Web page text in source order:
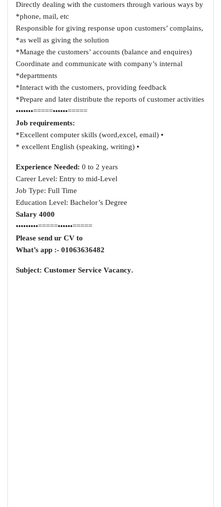
Directly dealing with the customers through various ways by
phone, mail, etc*
Responsible for giving response upon customers’ complains,
as well as giving the solution*
Manage the customers’ accounts (balance and enquires)*
Coordinate and communicate with company’s internal
departments*
Interact with the customers, providing feedback*
Prepare and later distribute the reports of customer activities*
=====••••••=====•••••••
:Job requirements
• Excellent computer skills (word,excel, email)*
• excellent English (speaking, writing) *
Experience Needed: 0 to 2 years
Career Level: Entry to mid-Level
Job Type: Full Time
Education Level: Bachelor’s Degree
Salary 4000
=====••••••=====•••••••••
Please send ur CV to
What’s app :- 01063636482
.Subject: Customer Service Vacancy